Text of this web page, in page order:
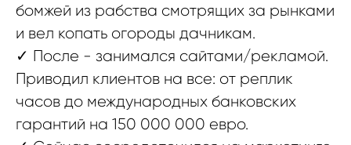
бомжей из рабства смотрящих за рынками
и вел копать огороды дачникам.
✓ После - занимался сайтами/рекламой.
Приводил клиентов на все: от реплик
часов до международных банковских
гарантий на 150 000 000 евро.